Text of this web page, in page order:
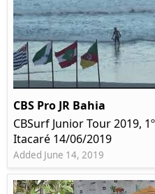
CBS Pro JR Bahia
CBSurf Junior Tour 2019,
Itacaré 14/06/2019
Added June 14, 2019